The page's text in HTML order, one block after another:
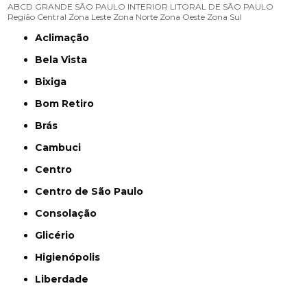
ABCD GRANDE SÃO PAULO INTERIOR LITORAL DE SÃO PAULO
Região Central Zona Leste Zona Norte Zona Oeste Zona Sul
Aclimação
Bela Vista
Bixiga
Bom Retiro
Brás
Cambuci
Centro
Centro de São Paulo
Consolação
Glicério
Higienópolis
Liberdade